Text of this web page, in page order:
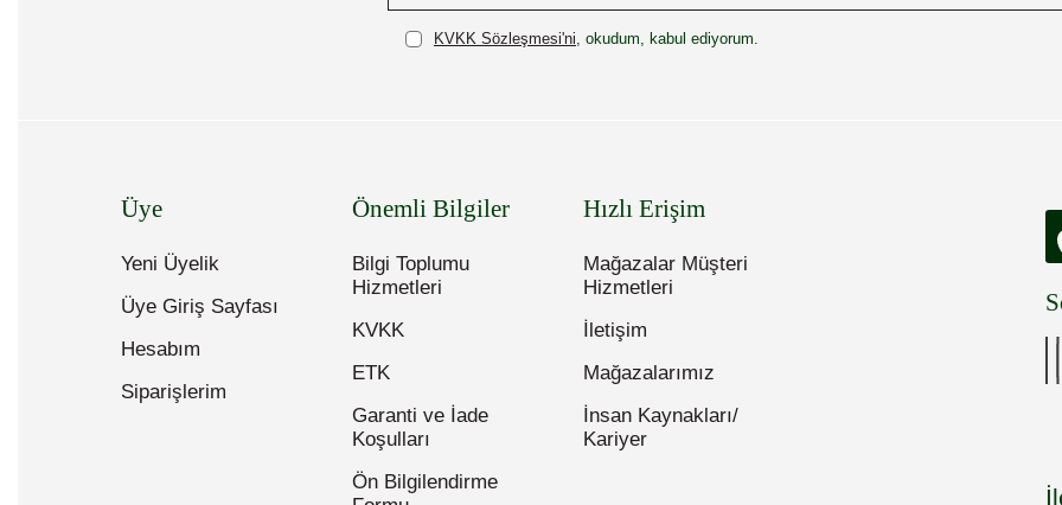
KVKK Sözleşmesi'ni , okudum, kabul ediyorum.
Üye
Yeni Üyelik
Üye Giriş Sayfası
Hesabım
Siparişlerim
Önemli Bilgiler
Bilgi Toplumu
Hizmetleri
KVKK
ETK
Garanti ve İade
Koşulları
Ön Bilgilendirme
Hızlı Erişim
Mağazalar Müşteri
Hizmetleri
İletişim
Mağazalarımız
İnsan Kaynakları/
Kariyer